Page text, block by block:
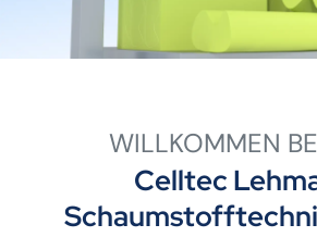
WILLKOMMEN
Celltec